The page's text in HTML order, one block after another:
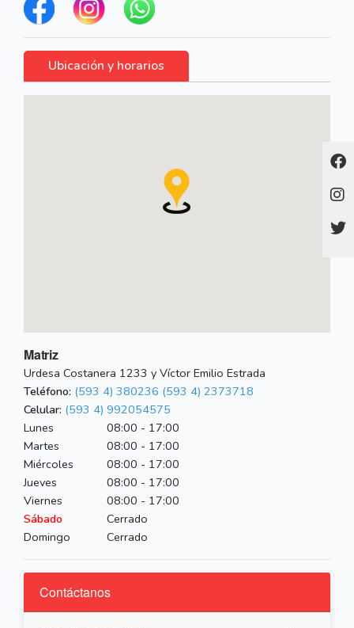
Ubicación y horarios
Matriz
Urdesa Costanera 1233 y Víctor Emilio Estrada
Teléfono: (593 4) 380236 (593 4) 2373718
Celular: (593 4) 992054575
Lunes
08:00 - 17:00
Martes
08:00 - 17:00
Miércoles
08:00 - 17:00
Jueves
08:00 - 17:00
Viernes
08:00 - 17:00
Sábado
Cerrado
Domingo
Cerrado
Contáctanos